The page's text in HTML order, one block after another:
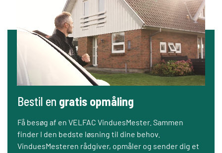
Bestil en gratis opmåling
Få besøg af en VELFAC VinduesMester. Sammen
finder I den bedste løsning til dine behov.
VinduesMesteren rådgiver, opmåler og sender dig et